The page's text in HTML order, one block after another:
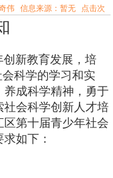
伟 信息来源：暂无 点击次
新教育发展，培
科学的学习和实
成科学精神，勇于
会科学创新人才培
区第十届青少年社会
如下：